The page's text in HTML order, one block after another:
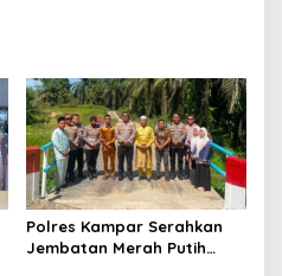
Polres Kampar Serahkan
Jembatan Merah Putih